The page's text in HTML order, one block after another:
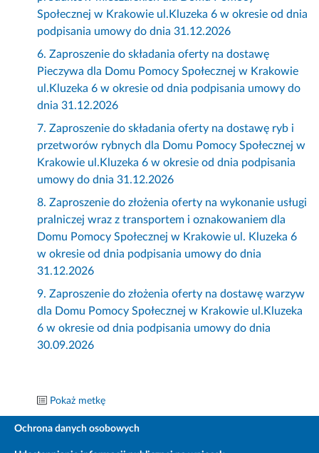
Społecznej w Krakowie ul.Kluzeka 6 w okresie od dnia
podpisania umowy do dnia 31.12.2026
6. Zaproszenie do składania oferty na dostawę
Pieczywa dla Domu Pomocy Społecznej w Krakowie
ul.Kluzeka 6 w okresie od dnia podpisania umowy do
dnia 31.12.2026
7. Zaproszenie do składania oferty na dostawę ryb i
przetworów rybnych dla Domu Pomocy Społecznej w
Krakowie ul.Kluzeka 6 w okresie od dnia podpisania
umowy do dnia 31.12.2026
8. Zaproszenie do złożenia oferty na wykonanie usługi
pralniczej wraz z transportem i oznakowaniem dla
Domu Pomocy Społecznej w Krakowie ul. Kluzeka 6
w okresie od dnia podpisania umowy do dnia
31.12.2026
9. Zaproszenie do złożenia oferty na dostawę warzyw
dla Domu Pomocy Społecznej w Krakowie ul.Kluzeka
6 w okresie od dnia podpisania umowy do dnia
30.09.2026
Pokaż metkę
Ochrona danych osobowych